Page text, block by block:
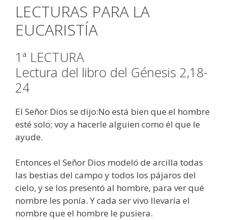
LECTURAS PARA LA
EUCARISTÍA
1ª LECTURA
Lectura del libro del Génesis 2,18-
24
El Señor Dios se dijo:No está bien que el hombre
esté solo; voy a hacerle alguien como él que le
ayude.
Entonces el Señor Dios modeló de arcilla todas
las bestias del campo y todos los pájaros del
cielo, y se los presentó al hombre, para ver qué
nombre les ponía. Y cada ser vivo llevaría el
nombre que el hombre le pusiera.